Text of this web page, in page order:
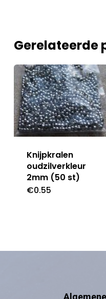
Gerelateerde
Knijpkralen
oudzilverkleur
2mm (50 st)
€0.55